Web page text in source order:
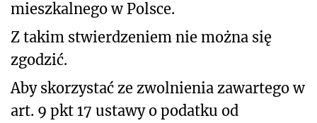
mieszkalnego w Polsce.
Z takim stwierdzeniem nie można się
zgodzić.
Aby skorzystać ze zwolnienia zawartego w
art. 9 pkt 17 ustawy o podatku od